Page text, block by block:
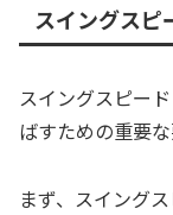
スイングスピ
スイングスピー
ばすための重要な
まず、スイング